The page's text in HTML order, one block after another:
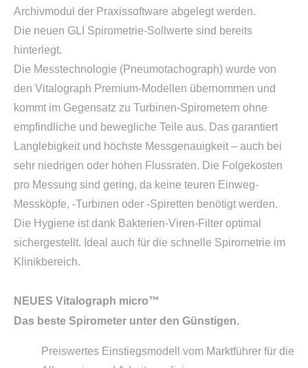
Archivmodul der Praxissoftware abgelegt werden.
Die neuen GLI Spirometrie-Sollwerte sind bereits
hinterlegt.
Die Messtechnologie (Pneumotachograph) wurde von
den Vitalograph Premium-Modellen übernommen und
kommt im Gegensatz zu Turbinen-Spirometern ohne
empfindliche und bewegliche Teile aus. Das garantiert
Langlebigkeit und höchste Messgenauigkeit – auch bei
sehr niedrigen oder hohen Flussraten. Die Folgekosten
pro Messung sind gering, da keine teuren Einweg-
Messköpfe, -Turbinen oder -Spiretten benötigt werden.
Die Hygiene ist dank Bakterien-Viren-Filter optimal
sichergestellt. Ideal auch für die schnelle Spirometrie im
Klinikbereich.
NEUES Vitalograph micro™
Das beste Spirometer unter den Günstigen.
Preiswertes Einstiegsmodell vom Marktführer für die